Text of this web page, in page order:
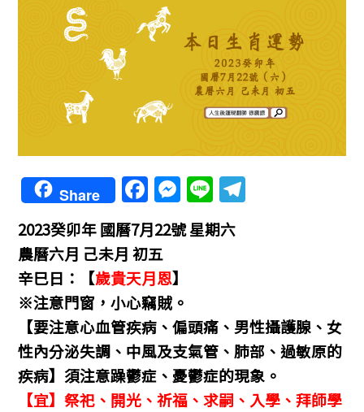
Share F
a
c
e
b
o
o
k
M
e
ss
n
g
er
Li
n
e
m
2023癸卯年 國曆7月22號 星期六
農曆六月 己未月 初五
辛巳日：【歲貴天月恩】
※注意門窗，小心竊賊。
【要注意心血管疾病、偏頭痛、男性攝護腺、女
性內分泌失調、中風及支氣管、肺部、過敏原的
疾病】須注意躁鬱症、憂鬱症的現象。
【宜】祭祀、開光、祈福、求嗣、入學、拜師學